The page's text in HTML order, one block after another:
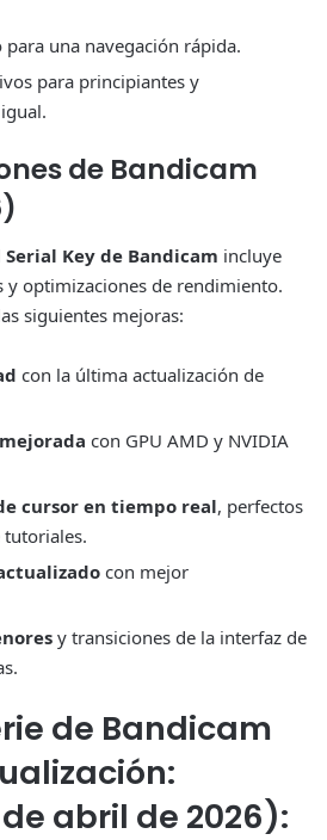
una navegación rápida.
para principiantes y
de Bandicam
Serial Key de Bandicam incluye
y optimizaciones de rendimiento.
siguientes mejoras:
con la última actualización de
con GPU AMD y NVIDIA
cursor en tiempo real, perfectos
tutoriales.
con mejor
y transiciones de la interfaz de
de Bandicam
de abril de 2026):